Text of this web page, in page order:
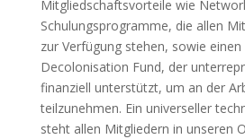
Mitgliedschaftsvorteile wie
Schulungsprogramme, die allen
zur Verfügung stehen, sowie
Decolonisation Fund, der
finanziell unterstützt, um an der
teilzunehmen. Ein universeller
steht allen Mitgliedern in unseren